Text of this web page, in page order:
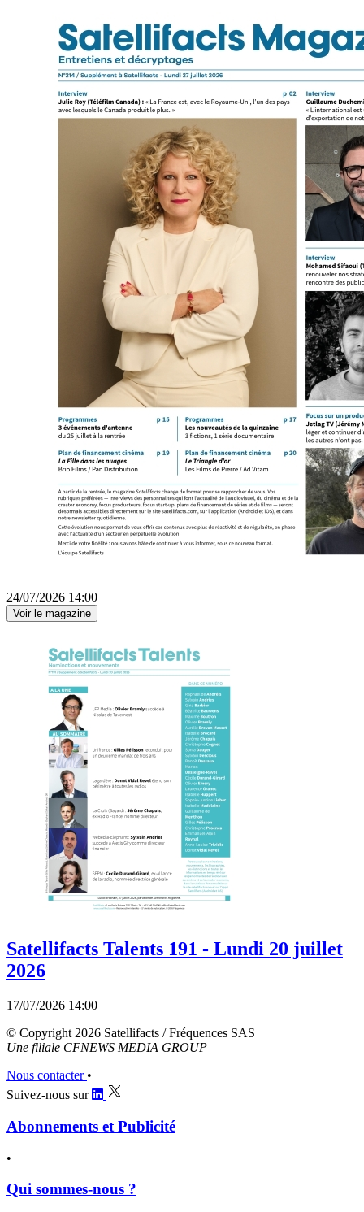
24/07/2026 14:00
Voir le magazine
Satellifacts Talents 191 - Lundi 20 juillet
2026
17/07/2026 14:00
© Copyright 2026 Satellifacts / Fréquences SAS
Une filiale CFNEWS MEDIA GROUP
Nous contacter •
Suivez-nous sur
Abonnements et Publicité
•
Qui sommes-nous ?